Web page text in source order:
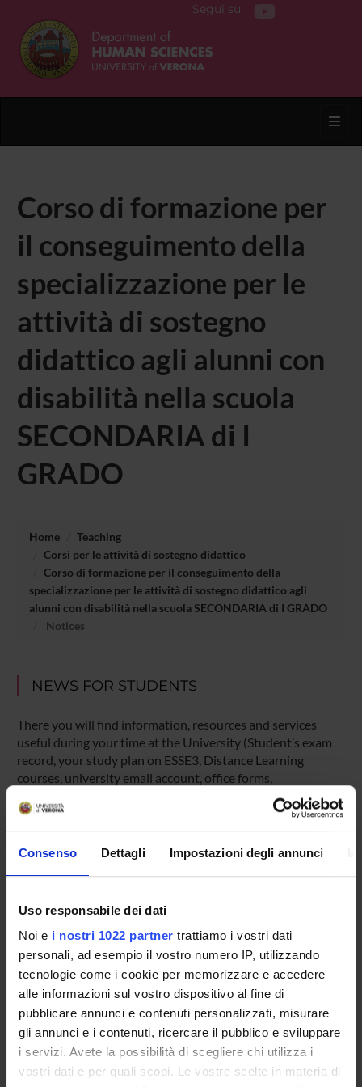
Consenso Dettagli Impostazioni degli annunci
Uso responsabile dei dati
Noi e i nostri 1022 partner trattiamo i vostri dati
personali, ad esempio il vostro numero IP, utilizzando
tecnologie come i cookie per memorizzare e accedere
alle informazioni sul vostro dispositivo al fine di
pubblicare annunci e contenuti personalizzati, misurare
gli annunci e i contenuti, ricercare il pubblico e sviluppare
i servizi. Avete la possibilità di scegliere chi utilizza i
vostri dati e per quali scopi. Le vostre scelte in materia di
Segui su
Corso di formazione per
il conseguimento della
specializzazione per le
attività di sostegno
didattico agli alunni con
disabilità nella scuola
SECONDARIA di I
GRADO
Home
Teaching
Corsi per le attività di sostegno didattico
Corso di formazione per il conseguimento della
specializzazione per le attività di sostegno didattico agli
alunni con disabilità nella scuola SECONDARIA di I GRADO
Notices
NEWS FOR STUDENTS
There you will find information, resources and services
useful during your time at the University (Student’s exam
record, your study plan on ESSE3, Distance Learning
courses, university email account, office forms,
administrative procedures, etc.). You can log into MyUnivr
with your GIA login details: only in this way will you be able
to receive notification of all the notices from your teachers
and your secretariat via email and also via the Univr app.
Overview
Enrolment Policy
Courses
Academic Calendar
Lesson timetable
Degree Programme